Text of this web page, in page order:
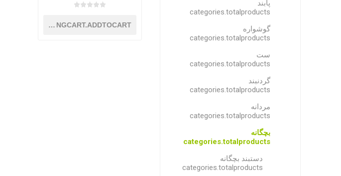
SHOPPINGCART.ADDTOCART
پابند
categories.totalproducts
گوشواره
categories.totalproducts
ست
categories.totalproducts
گردنبند
categories.totalproducts
مردانه
categories.totalproducts
بچگانه
categories.totalproducts
دستبند بچگانه
categories.totalproducts